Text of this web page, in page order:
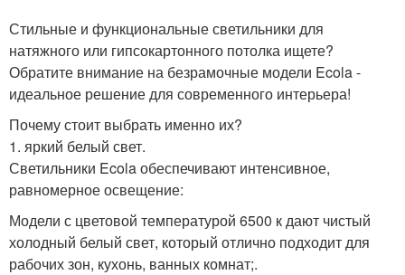
Стильные и функциональные светильники для
натяжного или гипсокартонного потолка ищете?
Обратите внимание на безрамочные модели Ecola -
идеальное решение для современного интерьера!
Почему стоит выбрать именно их?
1. яркий белый свет.
Светильники Ecola обеспечивают интенсивное,
равномерное освещение:
Модели с цветовой температурой 6500 к дают чистый
холодный белый свет, который отлично подходит для
рабочих зон, кухонь, ванных комнат;.